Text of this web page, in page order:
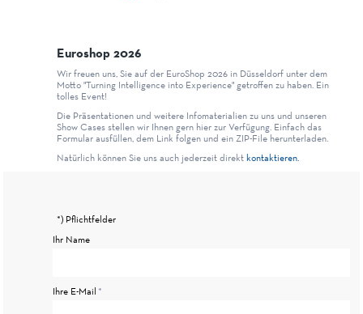
Euroshop 2026
Wir freuen uns, Sie auf der EuroShop 2026 in Düsseldorf unter dem
Motto "Turning Intelligence into Experience" getroffen zu haben. Ein
tolles Event!
Die Präsentationen und weitere Infomaterialien zu uns und unseren
Show Cases stellen wir Ihnen gern hier zur Verfügung. Einfach das
Formular ausfüllen, dem Link folgen und ein ZIP-File herunterladen.
Natürlich können Sie uns auch jederzeit direktkontaktieren.
*) Pflichtfelder
Ihr Name
Pflichtfeld
Ihre E-Mail *